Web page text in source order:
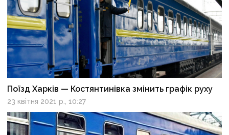
Поїзд Харків — Костянтинівка змінить графік руху
23 квітня 2021 р., 10:27